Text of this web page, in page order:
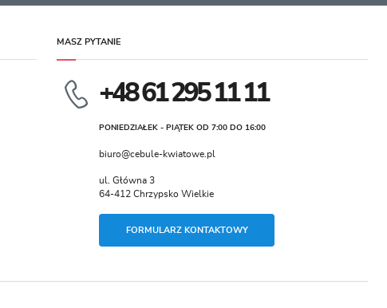
MASZ PYTANIE
+48 61 295 11 11
PONIEDZIAŁEK - PIĄTEK OD 7:00 DO 16:00
biuro@cebule-kwiatowe.pl
ul. Główna 3
64-412 Chrzypsko Wielkie
FORMULARZ KONTAKTOWY